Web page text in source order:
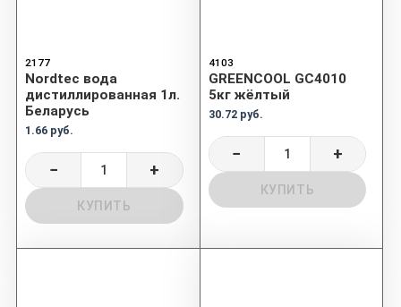
2177
Nordtec вода
дистиллированная 1л.
Беларусь
1.66 руб.
− +
КУПИТЬ
4103
GREENCOOL GC4010
5кг жёлтый
30.72 руб.
− +
КУПИТЬ